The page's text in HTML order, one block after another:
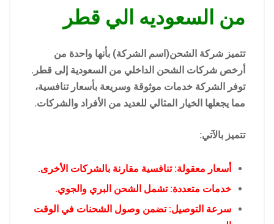
من السعوديه الي قطر
تتميز شركة الشحن(اسم الشركة) بأنها واحدة من
أرخص شركات الشحن الداخلي من السعودية إلى قطر.
توفر الشركة خدمات موثوقة وسريعة بأسعار تنافسية،
مما يجعلها الخيار المثالي للعديد من الأفراد والشركات.
تتميز بالآتي:
أسعار معقولة: تنافسية مقارنة بالشركات الأخرى.
خدمات متعددة: تشمل الشحن البري والجوي.
سرعة التوصيل: تضمن وصول الشحنات في الوقت